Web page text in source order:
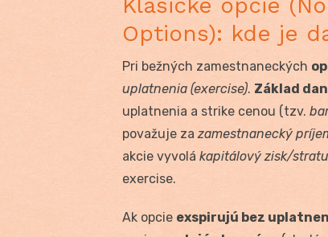
Options): kde je
Pri bežných zamestnaneckých
uplatnenia (exercise). Základ
uplatnenia a strike cenou (tzv.
považuje za zamestnanecký
akcie vyvolá kapitálový zisk/stratu
exercise.
Ak opcie exspirujú bez